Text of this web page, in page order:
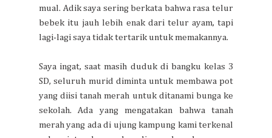
mual. Adik saya sering berkata bahwa rasa telur
bebek itu jauh lebih enak dari telur ayam, tapi
lagi-lagi saya tidak tertarik untuk memakannya.
Saya ingat, saat masih duduk di bangku kelas 3
SD, seluruh murid diminta untuk membawa pot
yang diisi tanah merah untuk ditanami bunga ke
sekolah. Ada yang mengatakan bahwa tanah
merah yang ada di ujung kampung kami terkenal